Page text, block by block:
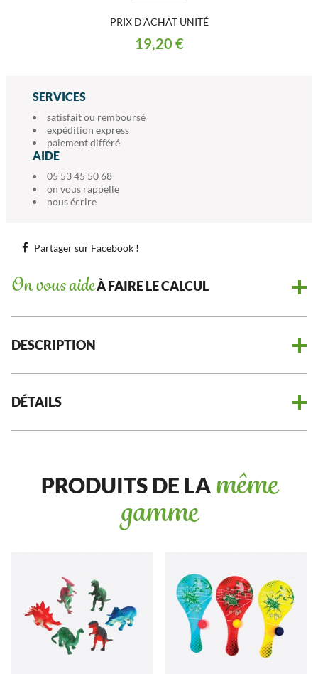
PRIX D'ACHAT UNITÉ
19,20 €
SERVICES
satisfait ou remboursé
expédition express
paiement différé
AIDE
05 53 45 50 68
on vous rappelle
nous écrire
Partager sur Facebook !
On vous aideÀ FAIRE LE CALCUL
DESCRIPTION
DÉTAILS
PRODUITS DE LA même
gamme